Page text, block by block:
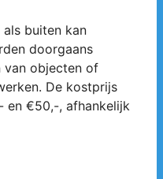
buiten kan
doorgaans
van objecten of
De kostprijs
en €50,-, afhankelijk